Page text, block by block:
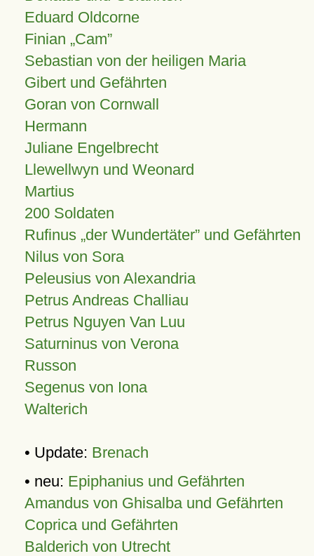
Eduard Oldcorne
Finian Cam
Sebastian von der heiligen Maria
Gibert und Gefährten
Goran von Cornwall
Hermann
Juliane Engelbrecht
Llewellwyn und Weonard
Martius
200 Soldaten
Rufinus „der Wundertäter” und Gefährten
Nilus von Sora
Peleusius von Alexandria
Petrus Andreas Challiau
Petrus Nguyen Van Luu
Saturninus von Verona
Russon
Segenus von Iona
Walterich
• Update: Brenach
• neu: Epiphanius und Gefährten
Amandus von Ghisalba und Gefährten
Coprica und Gefährten
Balderich von Utrecht